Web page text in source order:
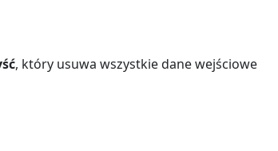
, który usuwa wszystkie dane wejściowe